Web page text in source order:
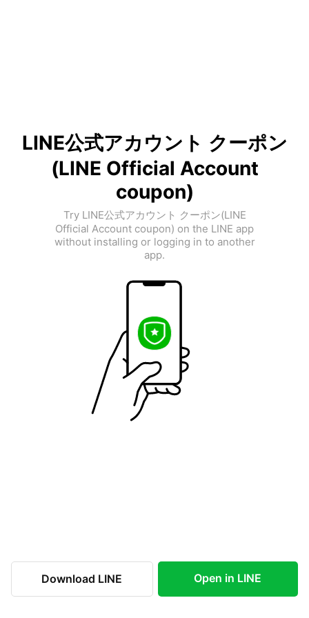
LINE公式アカウント クーポン
(LINE Official Account
coupon)
Try LINE公式アカウント クーポン(LINE
Official Account coupon) on the LINE app
without installing or logging in to another
app.
Download LINE Open in LINE